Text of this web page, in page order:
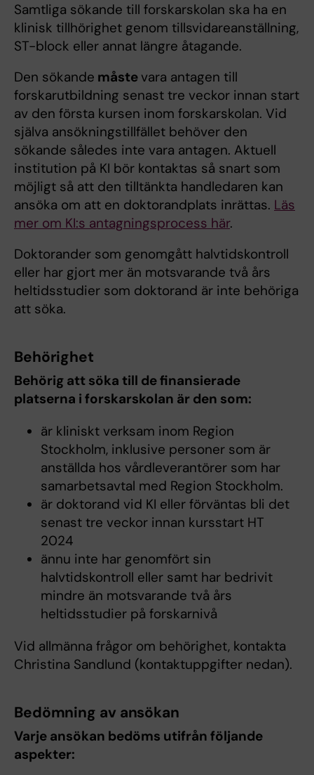
Samtliga sökande till forskarskolan ska ha en
klinisk tillhörighet genom tillsvidareanställning,
ST-block eller annat längre åtagande.
Den sökande måste vara antagen till
forskarutbildning senast tre veckor innan start
av den första kursen inom forskarskolan. Vid
själva ansökningstillfället behöver den
sökande således inte vara antagen. Aktuell
institution på KI bör kontaktas så snart som
möjligt så att den tilltänkta handledaren kan
ansöka om att en doktorandplats inrättas. Läs
mer om KI:s antagningsprocess här.
Doktorander som genomgått halvtidskontroll
eller har gjort mer än motsvarande två års
heltidsstudier som doktorand är inte behöriga
att söka.
Behörighet
Behörig att söka till de finansierade
platserna i forskarskolan är den som:
är kliniskt verksam inom Region
Stockholm, inklusive personer som är
anställda hos vårdleverantörer som har
samarbetsavtal med Region Stockholm.
är doktorand vid KI eller förväntas bli det
senast tre veckor innan kursstart HT
2024
ännu inte har genomfört sin
halvtidskontroll eller samt har bedrivit
mindre än motsvarande två års
heltidsstudier på forskarnivå
Vid allmänna frågor om behörighet, kontakta
Christina Sandlund (kontaktuppgifter nedan).
Bedömning av ansökan
Varje ansökan bedöms utifrån följande
aspekter: